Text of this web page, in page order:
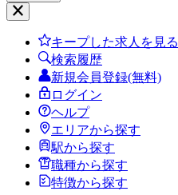
キープした求人を見る
検索履歴
新規会員登録(無料)
ログイン
ヘルプ
エリアから探す
駅から探す
職種から探す
特徴から探す